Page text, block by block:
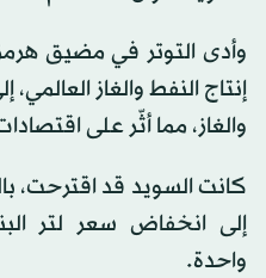
وأدى التوتر في مضيق
إنتاج النفط والغاز
والغاز، مما أثّر على
كانت السويد قد اقترحت،
إلى انخفاض سعر لتر
واحدة.